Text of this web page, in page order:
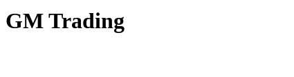
GM Trading